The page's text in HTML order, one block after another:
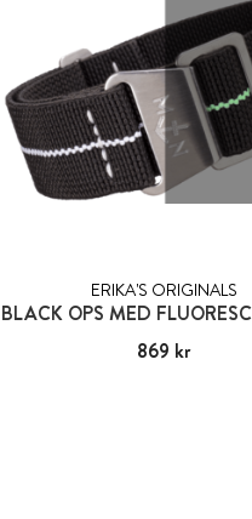
ERIKA'S ORIGINALS
Pris:869 kr
869 kr